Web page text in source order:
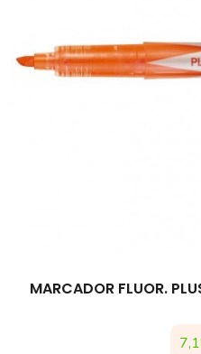
MARCADOR FLUOR.